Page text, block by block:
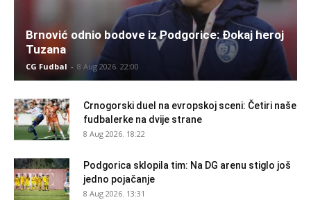
Brnović odnio bodove iz Podgorice: Đokaj heroj
Tuzana
CG Fudbal - 8 Aug 2026. 22:00
Crnogorski duel na evropskoj sceni: Četiri naše
fudbalerke na dvije strane
8 Aug 2026. 18:22
Podgorica sklopila tim: Na DG arenu stiglo još
jedno pojačanje
8 Aug 2026. 13:31